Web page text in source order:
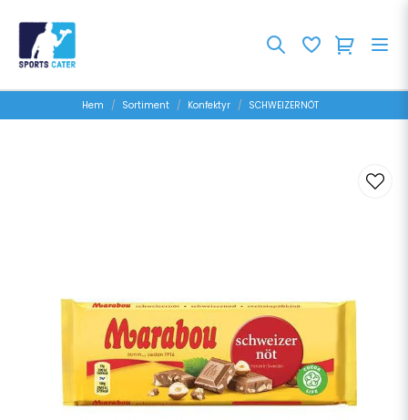
Hem Sortiment Konfektyr SCHWEIZERNÖT